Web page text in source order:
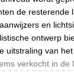
de resterende
en
ontwerp
uitstraling van het
verkocht in de